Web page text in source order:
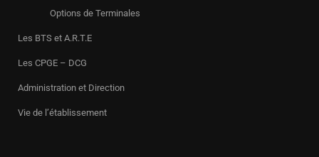
Options de Terminales
Les BTS et A.R.T.E
Les CPGE – DCG
Administration et Direction
Vie de l’établissement